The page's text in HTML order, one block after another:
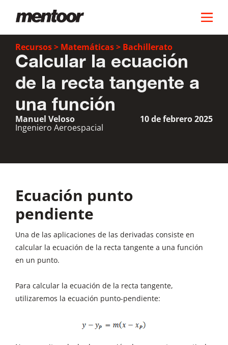
Recursos> Matemáticas> Bachillerato
Calcular la ecuación
de la recta tangente a
una función
Manuel Veloso
Ingeniero Aeroespacial
10 de febrero 2025
Ecuación punto
pendiente
Una de las aplicaciones de las derivadas consiste en
calcular la ecuación de la recta tangente a una función
en un punto.
Para calcular la ecuación de la recta tangente,
utilizaremos la ecuación punto-pendiente: